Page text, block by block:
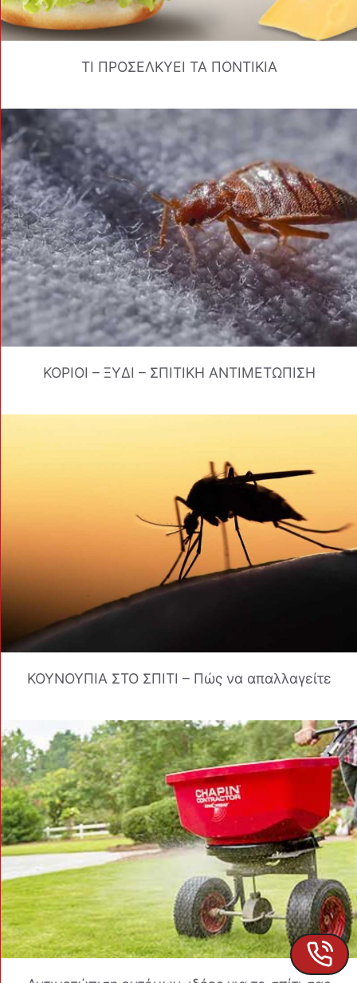
ΤΙ ΠΡΟΣΕΛΚΥΕΙ ΤΑ ΠΟΝΤΙΚΙΑ
ΚΟΡΙΟΙ – ΞΥΔΙ – ΣΠΙΤΙΚΗ ΑΝΤΙΜΕΤΩΠΙΣΗ
ΚΟΥΝΟΥΠΙΑ ΣΤΟ ΣΠΙΤΙ – Πώς να απαλλαγείτε